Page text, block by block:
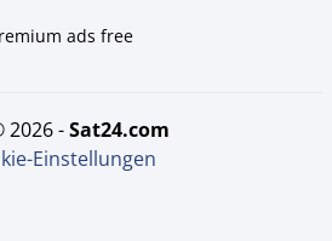
ads free
2026 - sat24.com
Einstellungen